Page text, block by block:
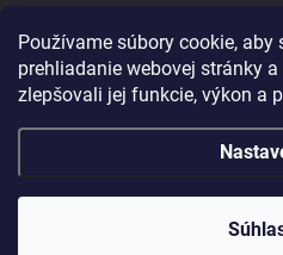
Používame súbory cookie,
prehliadanie webovej stránky
zlepšovali jej funkcie, výkon a
Svet Krbov